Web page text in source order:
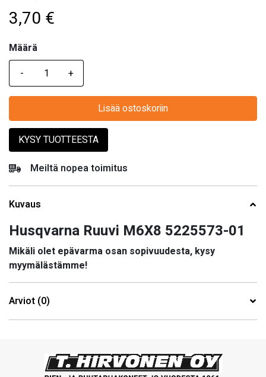
3,70 €
Määrä
Määrä
Lisää ostoskoriin
KYSY TUOTTEESTA
Meiltä nopea toimitus
Kuvaus
Husqvarna Ruuvi M6X8 5225573-01
Mikäli olet epävarma osan sopivuudesta, kysy
myymälästämme!
Arviot (0)